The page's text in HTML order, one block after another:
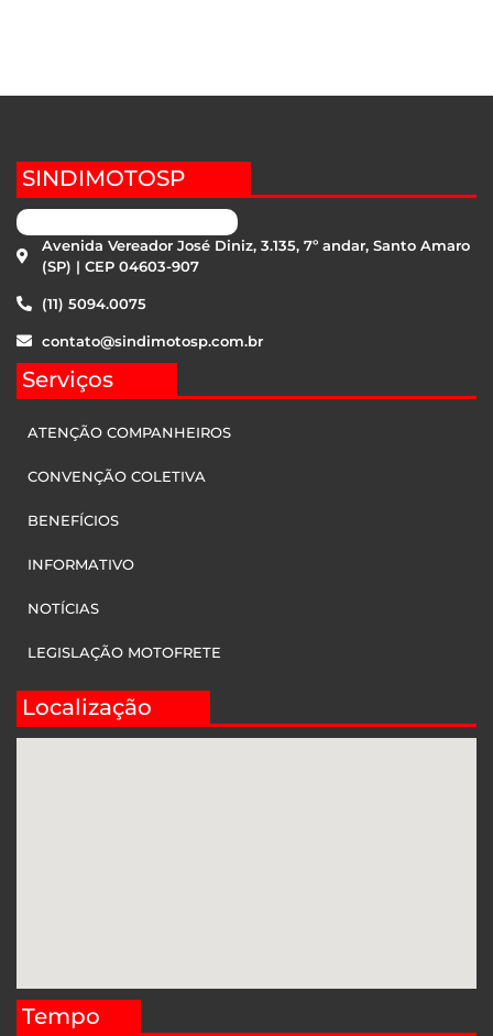
SINDIMOTOSP
Avenida Vereador José Diniz, 3.135, 7º andar, Santo Amaro
(SP) | CEP 04603-907
(11) 5094.0075
contato@sindimotosp.com.br
Serviços
ATENÇÃO COMPANHEIROS
CONVENÇÃO COLETIVA
BENEFÍCIOS
INFORMATIVO
NOTÍCIAS
LEGISLAÇÃO MOTOFRETE
Localização
Tempo